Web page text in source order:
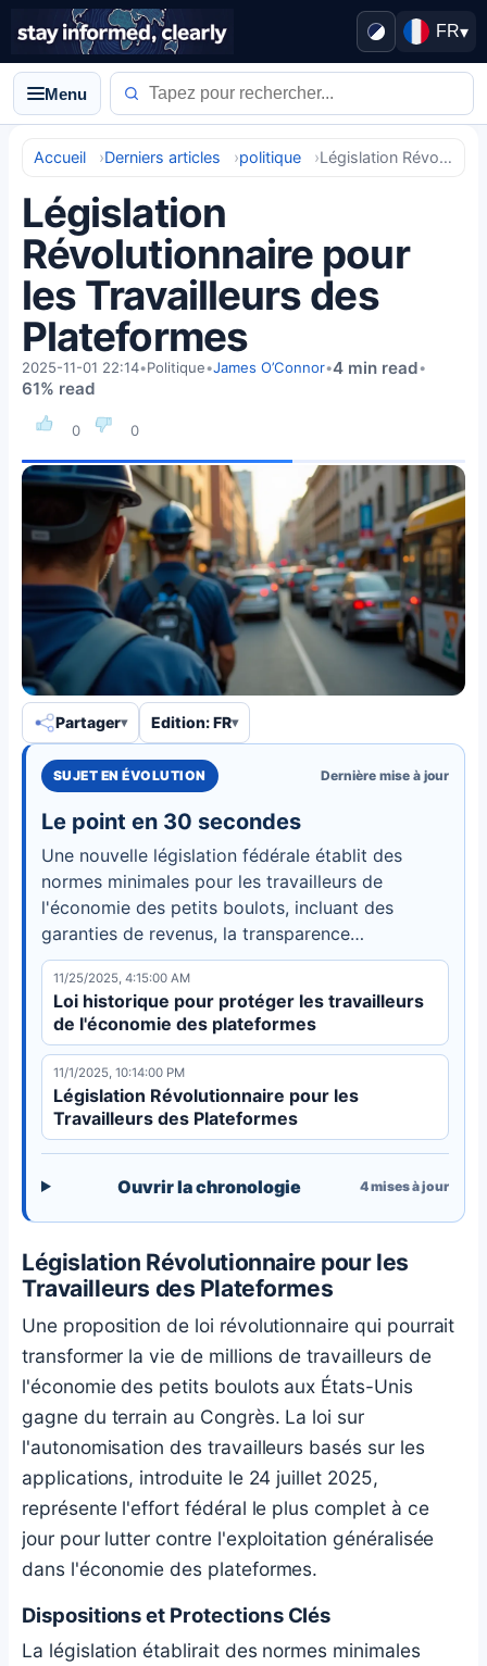
FR▾
Menu
Accueil Derniers articles politique Législation Révolutionnaire pour les Travailleurs des Plateformes
Législation
Révolutionnaire pour
les Travailleurs des
Plateformes
0 0
2025-11-01 22:14•Politique•James O’Connor•4 min read•
61% read
Partager Edition: FR
SUJET EN ÉVOLUTION Dernière mise à jour
Le point en 30 secondes
Une nouvelle législation fédérale établit des
normes minimales pour les travailleurs de
l'économie des petits boulots, incluant des
garanties de revenus, la transparence
algorithmique et la protection des données. La
proposition de loi aborde l'exploitation dans
l'économie des plateformes.
11/25/2025, 4:15:00 AM
Loi historique pour protéger les travailleurs
de l'économie des plateformes
11/1/2025, 10:14:00 PM
Législation Révolutionnaire pour les
Travailleurs des Plateformes
Ouvrir la chronologie 4mises à jour
Législation Révolutionnaire pour les
Travailleurs des Plateformes
Une proposition de loi révolutionnaire qui pourrait
transformer la vie de millions de travailleurs de
l'économie des petits boulots aux États-Unis
gagne du terrain au Congrès. La loi sur
l'autonomisation des travailleurs basés sur les
applications, introduite le 24 juillet 2025,
représente l'effort fédéral le plus complet à ce
jour pour lutter contre l'exploitation généralisée
dans l'économie des plateformes.
Dispositions et Protections Clés
La législation établirait des normes minimales